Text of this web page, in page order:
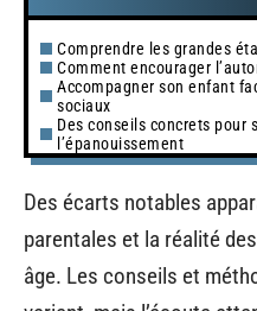
Comprendre les grandes
Comment encourager
Accompagner son enfant
sociaux
Des conseils concrets pour
l’épanouissement
Des écarts notables
parentales et la réalité
âge. Les conseils et